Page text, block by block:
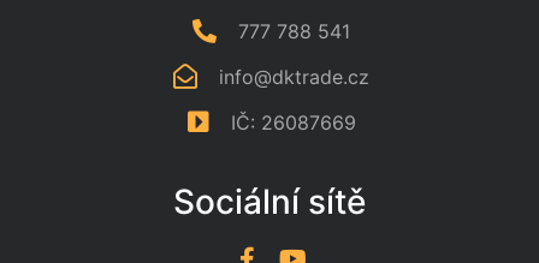
777 788 541
info@dktrade.cz
IČ: 26087669
Sociální sítě